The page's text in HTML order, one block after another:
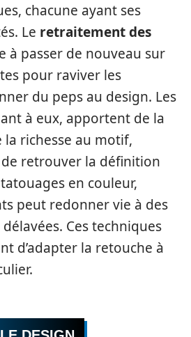
chacune ayant ses
Le retraitement des
à passer de nouveau sur
pour raviver les
du peps au design. Les
à eux, apportent de la
richesse au motif,
retrouver la définition
en couleur,
peut redonner vie à des
Ces techniques
d’adapter la retouche à